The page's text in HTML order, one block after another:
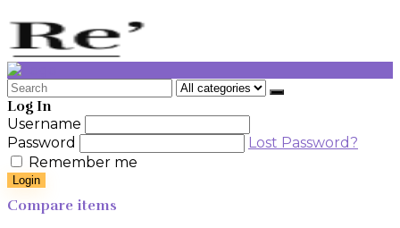
Search
for:
Log In
Username
Password
Lost Password?
Remember me
Login
Compare items